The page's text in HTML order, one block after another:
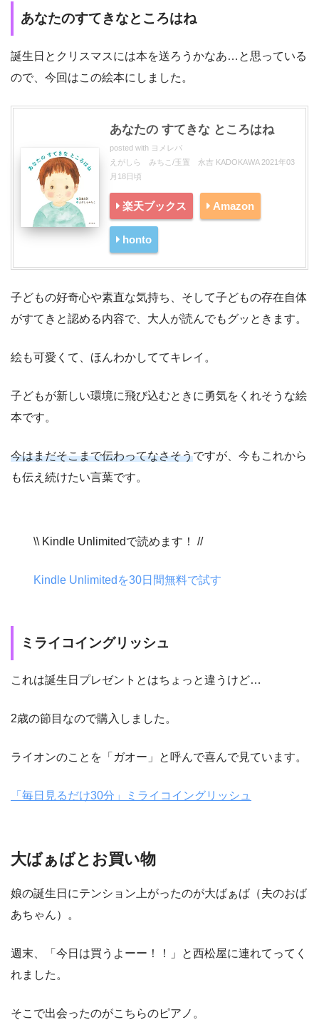
あなたのすてきなところはね
誕生日とクリスマスには本を送ろうかなあ…と思っている
ので、今回はこの絵本にしました。
あなたの すてきな ところはね
posted with ヨメレバ
えがしら みちこ/玉置 永吉 KADOKAWA 2021年03
月18日頃
楽天ブックス Amazon
honto
子どもの好奇心や素直な気持ち、そして子どもの存在自体
がすてきと認める内容で、大人が読んでもグッときます。
絵も可愛くて、ほんわかしててキレイ。
子どもが新しい環境に飛び込むときに勇気をくれそうな絵
本です。
今はまだそこまで伝わってなさそうですが、今もこれから
も伝え続けたい言葉です。
\\ Kindle Unlimitedで読めます！ //
Kindle Unlimitedを30日間無料で試す
ミライコイングリッシュ
これは誕生日プレゼントとはちょっと違うけど…
2歳の節目なので購入しました。
ライオンのことを「ガオー」と呼んで喜んで見ています。
「毎日見るだけ30分」ミライコイングリッシュ
大ばぁばとお買い物
娘の誕生日にテンション上がったのが大ばぁば（夫のおば
あちゃん）。
週末、「今日は買うよーー！！」と西松屋に連れてってく
れました。
そこで出会ったのがこちらのピアノ。